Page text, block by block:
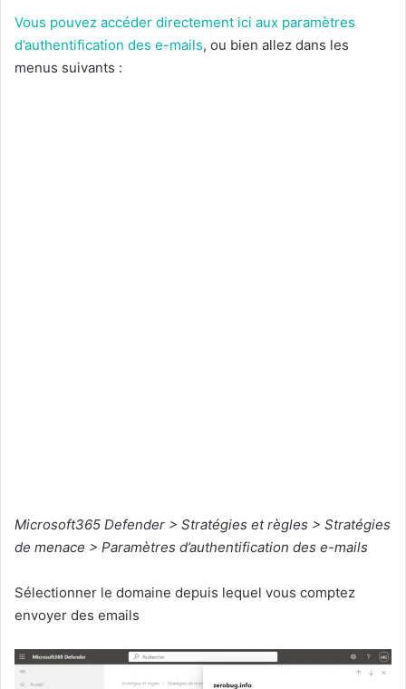
Vous pouvez accéder directement ici aux paramètres
d’authentification des e-mails, ou bien allez dans les
menus suivants :
Microsoft365 Defender > Stratégies et règles > Stratégies
de menace > Paramètres d’authentification des e-mails
Sélectionner le domaine depuis lequel vous comptez
envoyer des emails